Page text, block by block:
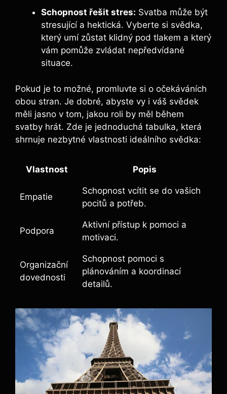
Schopnost řešit stres: Svatba může být
stresující a hektická. Vyberte si svědka,
který umí zůstat klidný pod tlakem a který
vám pomůže zvládat nepředvídané
situace.
Pokud je to možné, promluvte si o očekáváních
obou stran. Je dobré, abyste vy i váš svědek
měli jasno v tom, jakou roli by měl během
svatby hrát. Zde je jednoduchá tabulka, která
shrnuje nezbytné vlastnosti ideálního svědka:
Vlastnost Popis
Empatie
Schopnost vcítit se do vašich
pocitů a potřeb.
Podpora
Aktivní přístup k pomoci a
motivaci.
Organizační
dovednosti
Schopnost pomoci s
plánováním a koordinací
detailů.